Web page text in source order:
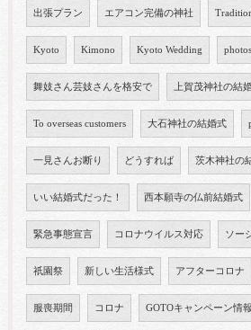
出張プラン エアコン完備の神社
Kyoto Kimono Kyoto Wedding
舞妓さん芸妓さんを格安で 上賀茂神社の結
To overseas customers 大石神社の結婚式
一見さんお断り どうすれば 茨木神社の
いい結婚式だった！ 西本願寺の仏前結婚式
緊急事態宣言 コロナウイルス対応 ソー
祇園祭 新しい生活様式 アフターコロナ
服喪期間 コロナ GOTOキャンペーン情報